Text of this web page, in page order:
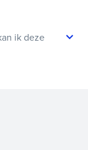
ik deze